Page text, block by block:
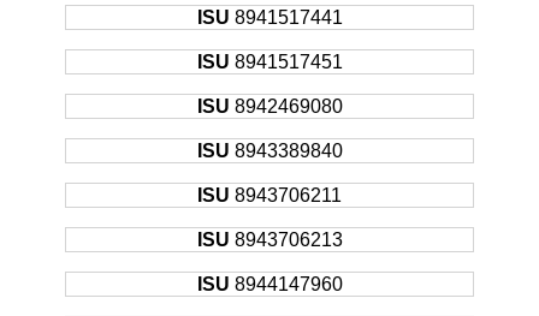
ISU 8941517441
ISU 8941517451
ISU 8942469080
ISU 8943389840
ISU 8943706211
ISU 8943706213
ISU 8944147960